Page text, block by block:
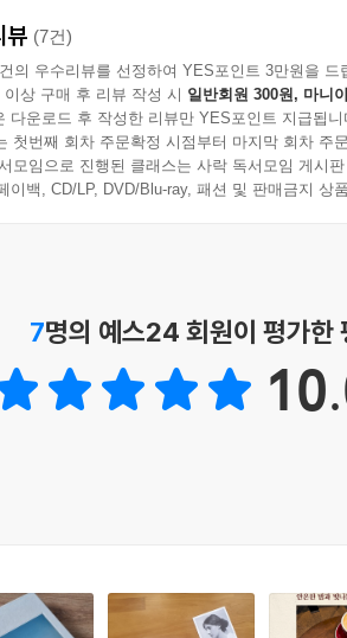
는 한편에는 불면, 죽음, 산책, 쓰기, 고
통하는, 다른 온도와 다른 명암을 가진 주제
션인 『왜 달빛을 받으며 잠시 걸어보지
공간, 계절, 여행, 사랑, 반려 등 다섯 가
한 밤과 빛나는 낯의 문장들 필사 노트』
사유를 비교하며 느껴보는 새로운 경험을
한 번 ‘이달의 인생 산책’을 적어보는 창
한 문장과 함께 그달의 주제와 관련된 질문
뷰 (7건)
의 우수리뷰를 선정하여 YES포인트 3만원을 드
이상 구매 후 리뷰 작성 시 일반회원 300원, 마니
다운로드 후 작성한 리뷰만 YES포인트 지급됩니
첫번째 회차 주문확정 시점부터 마지막 회차 주
모임으로 진행된 클래스는 사락 독서모임 게시
이백, CD/LP, DVD/Blu-ray, 패션 및 판매금지 상
7명의 예스24 회원이 평가한